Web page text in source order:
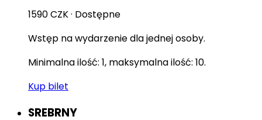
1590 CZK· Dostępne
Wstęp na wydarzenie dla jednej osoby.
Minimalna ilość: 1, maksymalna ilość: 10.
Kup bilet
SREBRNY